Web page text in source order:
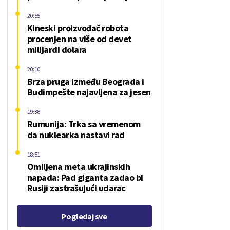
Kineski proizvođač robota
procenjen na više od devet
milijardi dolara
20:55
Brza pruga između Beograda i
Budimpešte najavljena za jesen
20:10
Rumunija: Trka sa vremenom
da nuklearka nastavi rad
19:38
Omiljena meta ukrajinskih
napada: Pad giganta zadao bi
Rusiji zastrašujući udarac
18:51
Pogledaj sve